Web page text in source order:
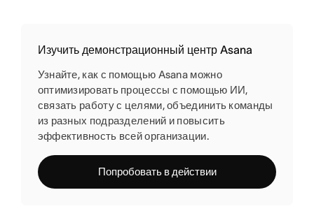
Изучить демонстрационный центр Asana
Узнайте, как с помощью Asana можно
оптимизировать процессы с помощью ИИ,
связать работу с целями, объединить команды
из разных подразделений и повысить
эффективность всей организации.
Попробовать в действии